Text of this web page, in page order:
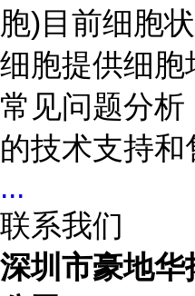
胞)目前细胞
细胞提供细胞
常见问题分
的技术支持和
...
联系我们
深圳市豪地